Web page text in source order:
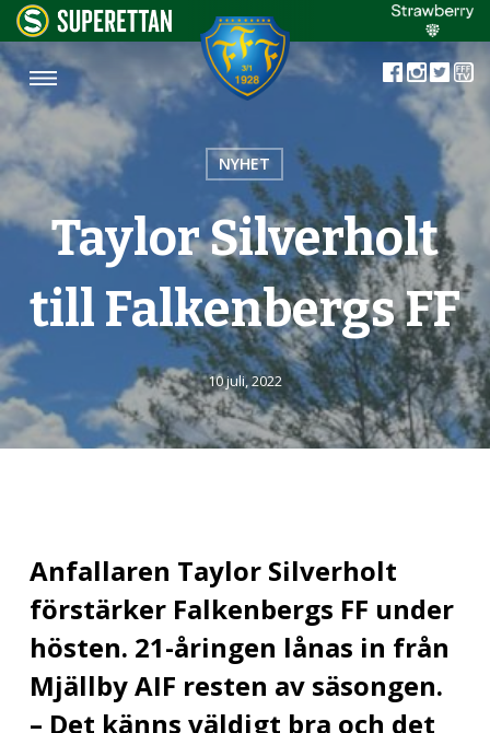
NYHET
Taylor Silverholt
till Falkenbergs FF
10 juli, 2022
Anfallaren Taylor Silverholt
förstärker Falkenbergs FF under
hösten. 21-åringen lånas in från
Mjällby AIF resten av säsongen.
– Det känns väldigt bra och det